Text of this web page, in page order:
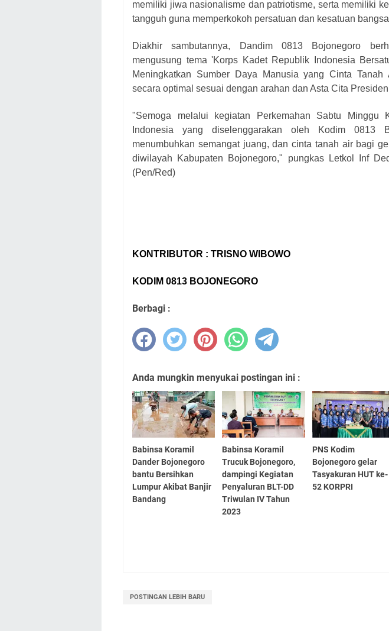
memiliki jiwa nasionalisme dan patriotisme, serta memiliki
tangguh guna memperkokoh persatuan dan kesatuan
Diakhir sambutannya, Dandim 0813 Bojonegoro
mengusung tema 'Korps Kadet Republik Indonesia
Meningkatkan Sumber Daya Manusia yang Cinta
secara optimal sesuai dengan arahan dan Asta Cita
"Semoga melalui kegiatan Perkemahan Sabtu Minggu
Indonesia yang diselenggarakan oleh Kodim 0813
menumbuhkan semangat juang, dan cinta tanah air bagi
diwilayah Kabupaten Bojonegoro," pungkas Letkol Inf
(Pen/Red)
KONTRIBUTOR : TRISNO WIBOWO
KODIM 0813 BOJONEGORO
Berbagi :
Anda mungkin menyukai postingan ini :
Babinsa Koramil
Dander Bojonegoro
bantu Bersihkan
Lumpur Akibat Banjir
Bandang
Babinsa Koramil
Trucuk Bojonegoro,
dampingi Kegiatan
Penyaluran BLT-DD
Triwulan IV Tahun
2023
PNS Kodim
Bojonegoro gelar
Tasyakuran HUT ke-
52 KORPRI
POSTINGAN LEBIH BARU